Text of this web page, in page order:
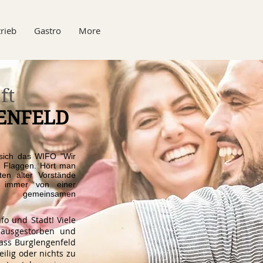
Gastro More
das WIFO "Wir
Hört man
alter Vorstände
von einer
gemeinsamen
und Stadt! Viele
und
Burglengenfeld
oder nichts zu